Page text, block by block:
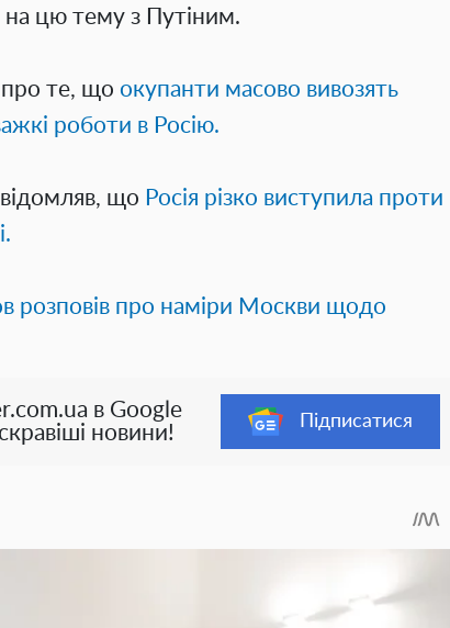
на цю тему з Путіним.
про те, що окупанти масово вивозять
роботи в Росію.
що Росія різко виступила проти
розповів про наміри Москви щодо
в Google
новини!
Підписатися